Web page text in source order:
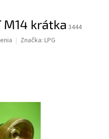
M14 krátka 3444
Značka: LPG